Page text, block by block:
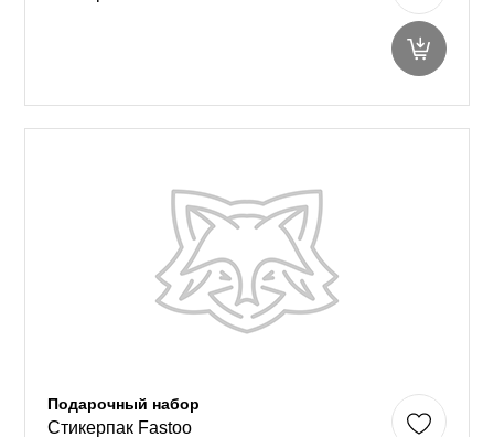
Подарочный набор
Стикерпак Fastoo